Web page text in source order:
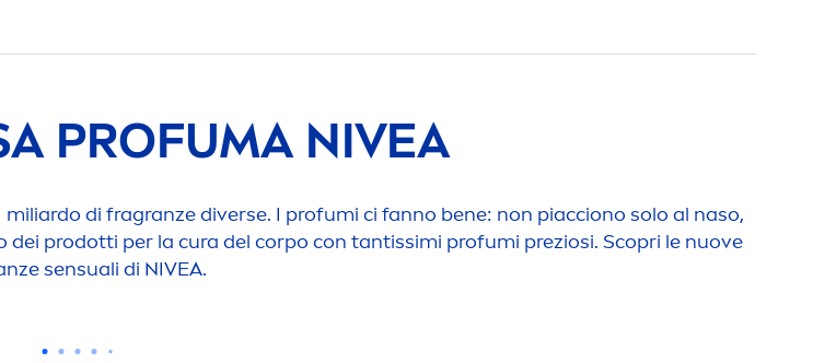
PROFUMA NIVEA
di fragranze diverse. I profumi ci fanno bene: non piacciono solo al naso,
prodotti per la cura del corpo con tantissimi profumi preziosi. Scopri le nuove
sensuali di NIVEA.